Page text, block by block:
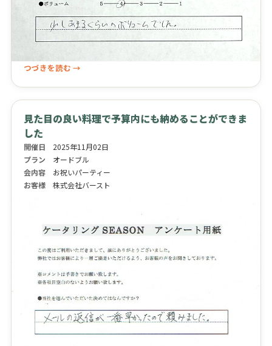
つづきを読む →
見た目の良い料理で予算内にも納めることができま
した
開催日
2025年11月02日
プラン
オードブル
会内容
お祝いパーティー
お客様
株式会社バースト